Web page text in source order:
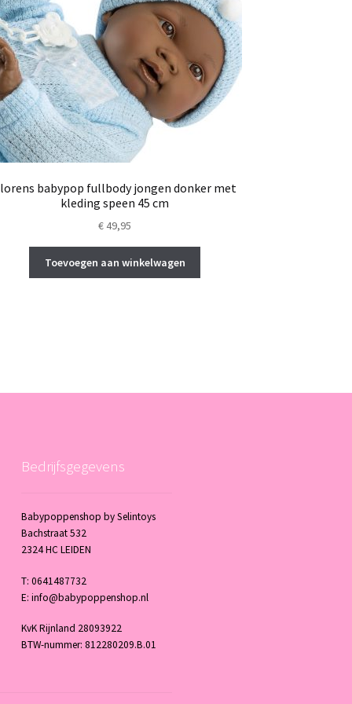
babypop fullbody jongen donker met
kleding speen 45 cm
€49,95
Toevoegen aan winkelwagen
Bedrijfsgegevens
Babypoppenshop by Selintoys
Bachstraat 532
2324 HC LEIDEN
T: 0641487732
E: info@babypoppenshop.nl
KvK Rijnland 28093922
BTW-nummer: 812280209.B.01